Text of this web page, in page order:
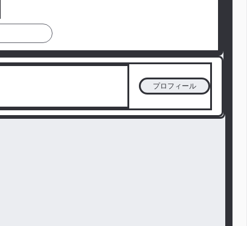
プロフィール